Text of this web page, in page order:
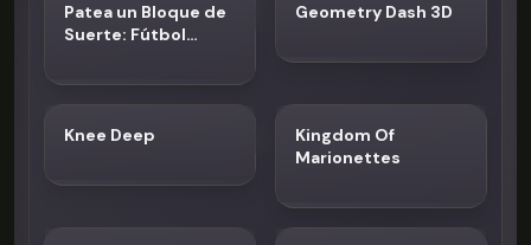
Patea un Bloque de
Suerte: Fútbol
Geometry Dash 3D
Knee Deep
Kingdom Of
Marionettes